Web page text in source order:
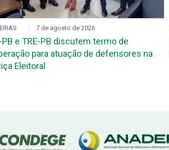
7 de agosto de 2026
PB e TRE-PB discutem termo de
para atuação de defensores na
Eleitoral